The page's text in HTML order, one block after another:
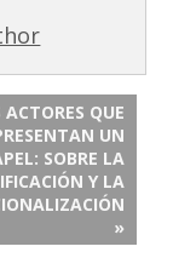
ACTORES QUE
UN
SOBRE LA
Y LA
»